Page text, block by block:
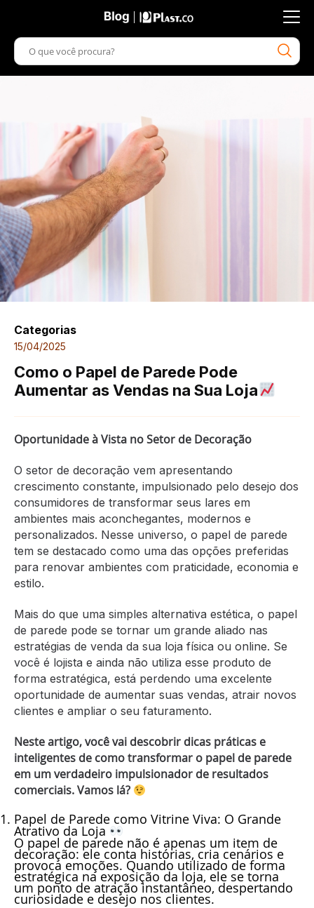
Categorias
15/04/2025
Como o Papel de Parede Pode
Aumentar as Vendas na Sua Loja
Oportunidade à Vista no Setor de Decoração
O setor de decoração vem apresentando
crescimento constante, impulsionado pelo desejo dos
consumidores de transformar seus lares em
ambientes mais aconchegantes, modernos e
personalizados. Nesse universo, o papel de parede
tem se destacado como uma das opções preferidas
para renovar ambientes com praticidade, economia e
estilo.
Mais do que uma simples alternativa estética, o papel
de parede pode se tornar um grande aliado nas
estratégias de venda da sua loja física ou online. Se
você é lojista e ainda não utiliza esse produto de
forma estratégica, está perdendo uma excelente
oportunidade de aumentar suas vendas, atrair novos
clientes e ampliar o seu faturamento.
Neste artigo, você vai descobrir dicas práticas e
inteligentes de como transformar o papel de parede
em um verdadeiro impulsionador de resultados
comerciais. Vamos lá?
Papel de Parede como Vitrine Viva: O Grande
Atrativo da Loja
O papel de parede não é apenas um item de
decoração: ele conta histórias, cria cenários e
provoca emoções. Quando utilizado de forma
estratégica na exposição da loja, ele se torna
um ponto de atração instantâneo, despertando
curiosidade e desejo nos clientes.